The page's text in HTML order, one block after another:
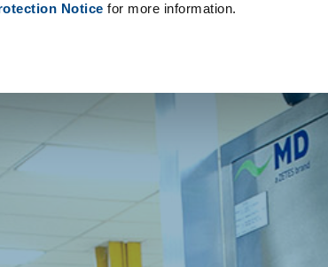
Notice for more information.